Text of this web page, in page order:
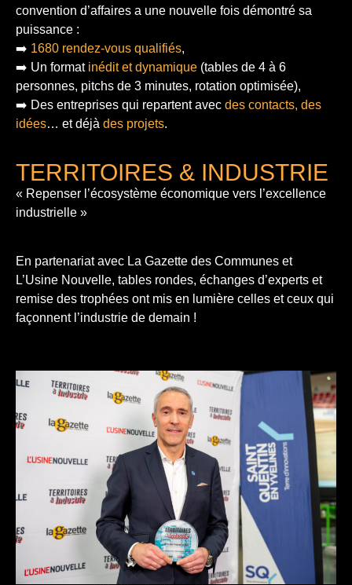
convention d’affaires a une nouvelle fois démontré sa
puissance :
➡️ 1680 rendez-vous qualifiés,
➡️ Un format inédit et dynamique (tables de 4 à 6
personnes, pitchs de 3 minutes, rotation optimisée),
➡️ Des entreprises qui repartent avec des contacts, des
idées… et déjà des projets.
TERRITOIRES & INDUSTRIE
« Repenser l’écosystème économique vers l’excellence
industrielle »
En partenariat avec La Gazette des Communes et
L’Usine Nouvelle, tables rondes, échanges d’experts et
remise des trophées ont mis en lumière celles et ceux qui
façonnent l’industrie de demain !